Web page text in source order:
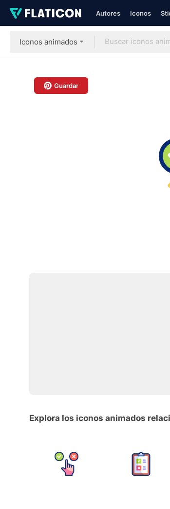
Autores Iconos
Iconos animados
Guardar
Explora los iconos animados